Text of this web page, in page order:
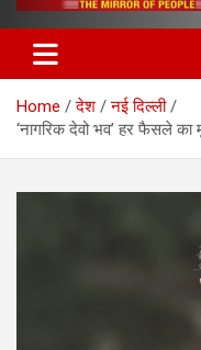
Janta
Home देश
नई दिल्ली
‘नागरिक देवो भव’ हर फैसले